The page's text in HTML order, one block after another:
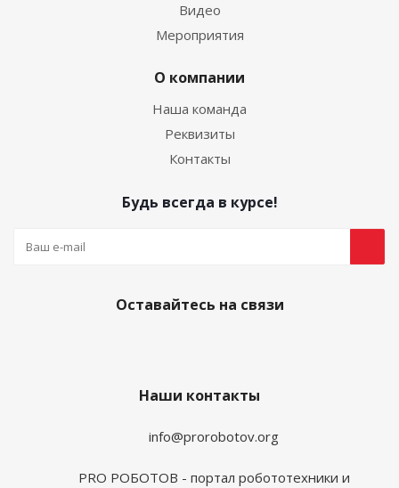
Видео
Мероприятия
О компании
Наша команда
Реквизиты
Контакты
Будь всегда в курсе!
Оставайтесь на связи
Наши контакты
info@prorobotov.org
PRO РОБОТОВ - портал робототехники и